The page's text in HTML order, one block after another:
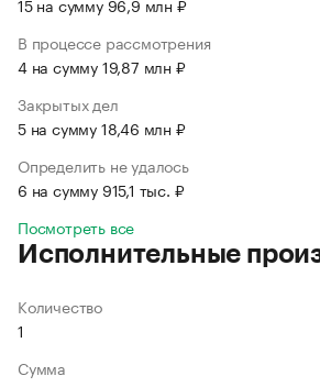
15 на сумму 96,9 млн ₽
В процессе рассмотрения
4 на сумму 19,87 млн ₽
Закрытых дел
5 на сумму 18,46 млн ₽
Определить не удалось
6 на сумму 915,1 тыс. ₽
Посмотреть все
Исполнительные
Количество
1
Сумма